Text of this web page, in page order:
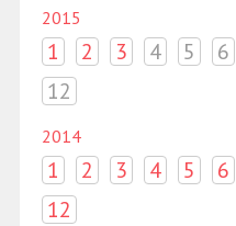
2015
1 2 3 4 5 6
12
2014
1 2 3 4 5 6
12